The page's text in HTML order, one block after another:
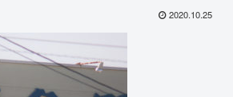
2020.10.25